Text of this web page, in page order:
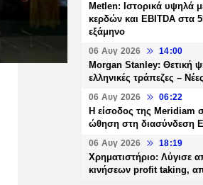
Metlen: Ιστορικά υψηλά
κερδών και EBITDA στα
εξάμηνο
06 Αυγ 2026 14:00
Morgan Stanley: Θετική
ελληνικές τράπεζες –
06 Αυγ 2026 06:22
Η είσοδος της Meridiam
ώθηση στη διασύνδεση
06 Αυγ 2026 18:19
Χρηματιστήριο: Λύγισε
κινήσεων profit taking,